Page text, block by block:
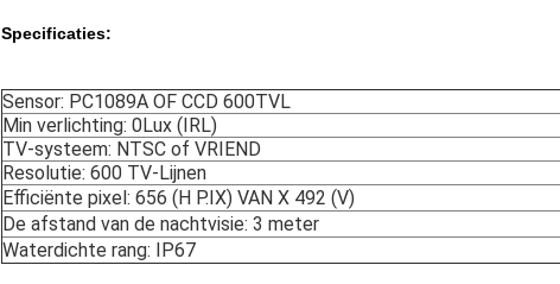
Specificaties:
Sensor: PC1089A OF CCD 600TVL
Min verlichting: 0Lux (IRL)
TV-systeem: NTSC of VRIEND
Resolutie: 600 TV-Lijnen
Efficiënte pixel: 656 (H P.IX) VAN X 492 (V)
De afstand van de nachtvisie: 3 meter
Waterdichte rang: IP67